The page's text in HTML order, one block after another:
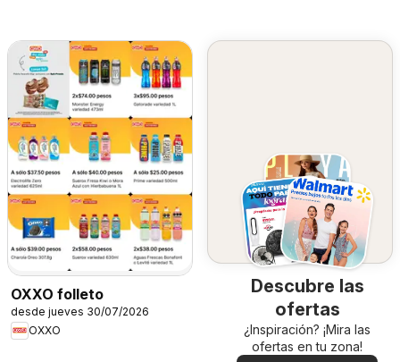
OXXO folleto
desde jueves 30/07/2026
OXXO
Descubre las
ofertas
¿Inspiración? ¡Mira las
ofertas en tu zona!